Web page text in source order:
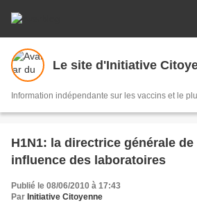
Le site d'Initiative
Information indépendante sur les vaccins et le
H1N1: la directrice générale
influence des laboratoires
Publié le 08/06/2010 à 17:43
Par Initiative Citoyenne